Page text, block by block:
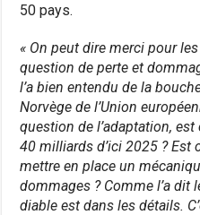
50 pays.
« On peut dire merci pour
question de perte et
l’a bien entendu de la
Norvège de l’Union
question de l’adaptation, est
40 milliards d’ici 2025 ? Est
mettre en place un
dommages ? Comme l’a dit
diable est dans les détails.